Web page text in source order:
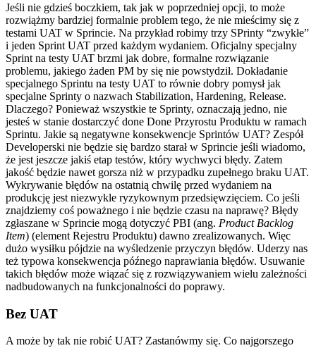
Jeśli nie gdzieś boczkiem, tak jak w poprzedniej opcji, to może
rozwiążmy bardziej formalnie problem tego, że nie mieścimy się z
testami UAT w Sprincie. Na przykład robimy trzy SPrinty “zwykłe”
i jeden Sprint UAT przed każdym wydaniem. Oficjalny specjalny
Sprint na testy UAT brzmi jak dobre, formalne rozwiązanie
problemu, jakiego żaden PM by się nie powstydził. Dokładanie
specjalnego Sprintu na testy UAT to równie dobry pomysł jak
specjalne Sprinty o nazwach Stabilization, Hardening, Release.
Dlaczego? Ponieważ wszystkie te Sprinty, oznaczają jedno, nie
jesteś w stanie dostarczyć done Done Przyrostu Produktu w ramach
Sprintu. Jakie są negatywne konsekwencje Sprintów UAT? Zespół
Developerski nie będzie się bardzo starał w Sprincie jeśli wiadomo,
że jest jeszcze jakiś etap testów, który wychwyci błędy. Zatem
jakość będzie nawet gorsza niż w przypadku zupełnego braku UAT.
Wykrywanie błędów na ostatnią chwilę przed wydaniem na
produkcję jest niezwykle ryzykownym przedsięwzięciem. Co jeśli
znajdziemy coś poważnego i nie będzie czasu na naprawę? Błędy
zgłaszane w Sprincie mogą dotyczyć PBI (ang. Product Backlog
Item) (element Rejestru Produktu) dawno zrealizowanych. Więc
dużo wysiłku pójdzie na wyśledzenie przyczyn błędów. Uderzy nas
też typowa konsekwencja późnego naprawiania błędów. Usuwanie
takich błędów może wiązać się z rozwiązywaniem wielu zależności
nadbudowanych na funkcjonalności do poprawy.
Bez UAT
A może by tak nie robić UAT? Zastanówmy się. Co najgorszego